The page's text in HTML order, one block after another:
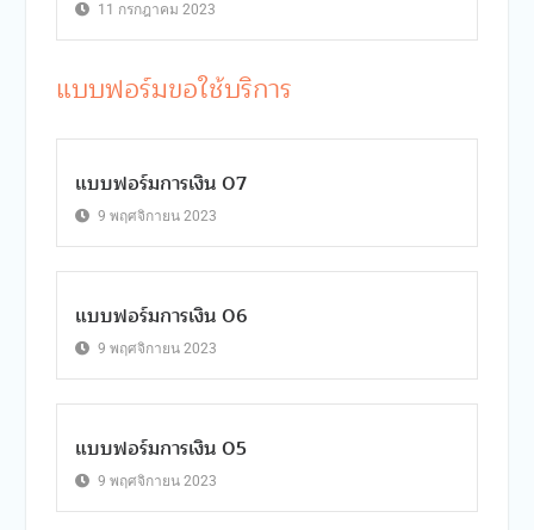
11 กรกฎาคม 2023
แบบฟอร์มขอใช้บริการ
แบบฟอร์มการเงิน 07
9 พฤศจิกายน 2023
แบบฟอร์มการเงิน 06
9 พฤศจิกายน 2023
แบบฟอร์มการเงิน 05
9 พฤศจิกายน 2023